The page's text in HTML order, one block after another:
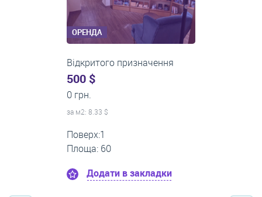
ОРЕНДА
Відкритого призначення
(фасадний вхід - магазини,
салони, аптеки, відкриті
800 $
0 грн.
за м2: 30.77 $
Поверх:1
Площа: 26
Додати в закладки